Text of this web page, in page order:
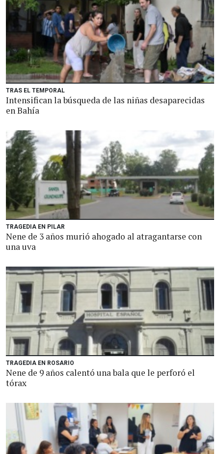
TRAS EL TEMPORAL
Intensifican la búsqueda de las niñas desaparecidas
en Bahía
TRAGEDIA EN PILAR
Nene de 3 años murió ahogado al atragantarse con
una uva
TRAGEDIA EN ROSARIO
Nene de 9 años calentó una bala que le perforó el
tórax